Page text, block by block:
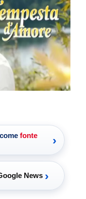
fonte
›
News ›